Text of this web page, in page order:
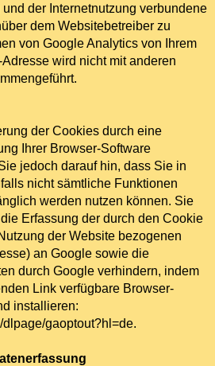
der Internetnutzung verbundene
dem Websitebetreiber zu
von Google Analytics von Ihrem
wird nicht mit anderen
der Cookies durch eine
Ihrer Browser-Software
jedoch darauf hin, dass Sie in
nicht sämtliche Funktionen
werden nutzen können. Sie
Erfassung der durch den Cookie
der Website bezogenen
an Google sowie die
durch Google verhindern, indem
Link verfügbare Browser-
installieren:
dlpage/gaoptout?hl=de.